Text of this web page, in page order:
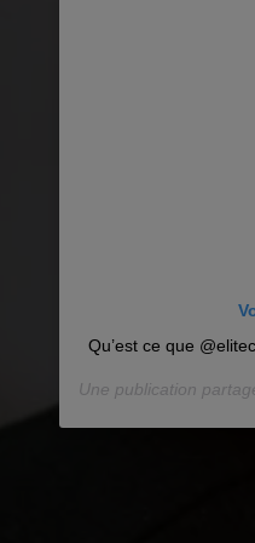
Qu’est ce que
Une publication